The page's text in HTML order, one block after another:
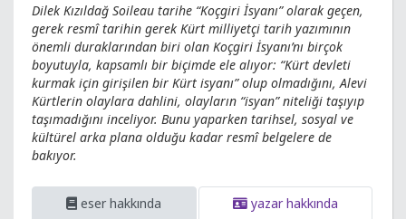
Dilek Kızıldağ Soileau tarihe “Koçgiri İsyanı” olarak geçen,
gerek resmî tarihin gerek Kürt milliyetçi tarih yazımının
önemli duraklarından biri olan Koçgiri İsyanı’nı birçok
boyutuyla, kapsamlı bir biçimde ele alıyor: “Kürt devleti
kurmak için girişilen bir Kürt isyanı” olup olmadığını, Alevi
Kürtlerin olaylara dahlini, olayların “isyan” niteliği taşıyıp
taşımadığını inceliyor. Bunu yaparken tarihsel, sosyal ve
kültürel arka plana olduğu kadar resmî belgelere de
bakıyor.
eser hakkında
yazar hakkında